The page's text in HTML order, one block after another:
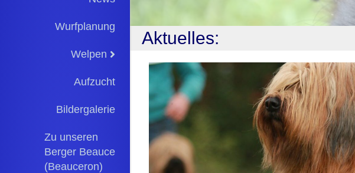
Wurfplanung
Welpen
Aufzucht
Bildergalerie
Zu unseren
Berger Beauce
(Beauceron)
Aktuelles: